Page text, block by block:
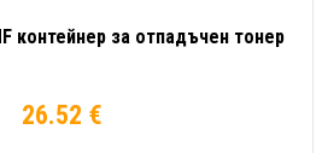
контейнер за отпадъчен тонер
26.52 €